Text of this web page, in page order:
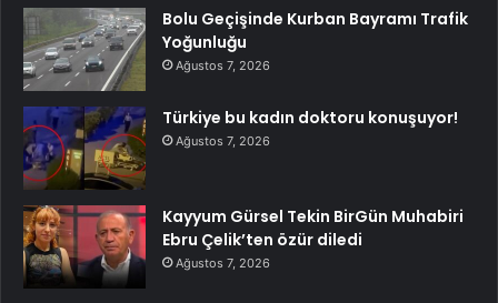
Bolu Geçişinde Kurban Bayramı Trafik
Yoğunluğu
Ağustos 7, 2026
Türkiye bu kadın doktoru konuşuyor!
Ağustos 7, 2026
Kayyum Gürsel Tekin BirGün Muhabiri
Ebru Çelik’ten özür diledi
Ağustos 7, 2026